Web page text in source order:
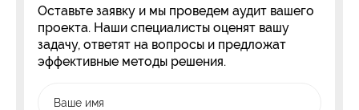
Оставьте заявку и мы проведем аудит вашего
проекта. Наши специалисты оценят вашу
задачу, ответят на вопросы и предложат
эффективные методы решения.
Ваше имя